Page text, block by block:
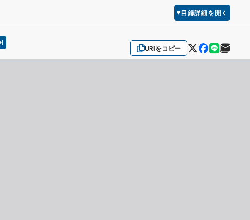
目録詳細を開く
URIをコピー